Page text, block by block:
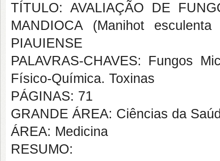
TÍTULO: AVALIAÇÃO DE
MANDIOCA (Manihot
PIAUIENSE
PALAVRAS-CHAVES: Fungos
Físico-Química. Toxinas
PÁGINAS: 71
GRANDE ÁREA: Ciências da
ÁREA: Medicina
RESUMO: